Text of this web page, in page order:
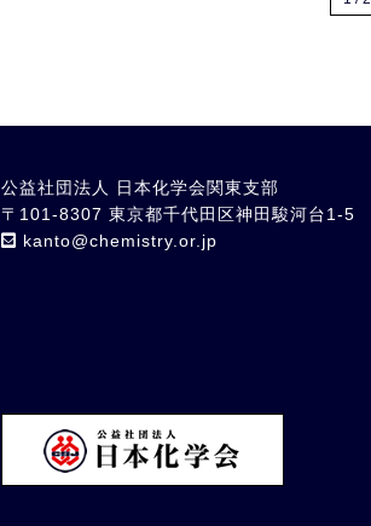
公益社団法人 日本化学会関東支部
〒101-8307 東京都千代⽥区神⽥駿河台1-5
kanto
chemistry.or.jp